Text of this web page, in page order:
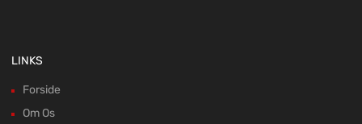
LINKS
Forside
Om Os